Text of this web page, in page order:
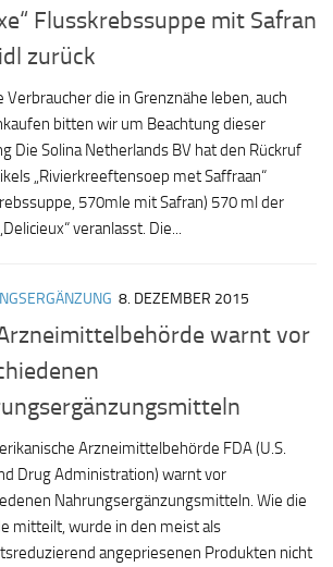
Flusskrebssuppe mit Safran
zurück
Verbraucher die in Grenznähe leben, auch
bitten wir um Beachtung dieser
Die Solina Netherlands BV hat den Rückruf
„Rivierkreeftensoep met Saffraan“
570mle mit Safran) 570 ml der
veranlasst. Die...
8. DEZEMBER 2015
warnt vor
Arzneimittelbehörde FDA (U.S.
Drug Administration) warnt vor
Nahrungsergänzungsmitteln. Wie die
mitteilt, wurde in den meist als
angepriesenen Produkten nicht